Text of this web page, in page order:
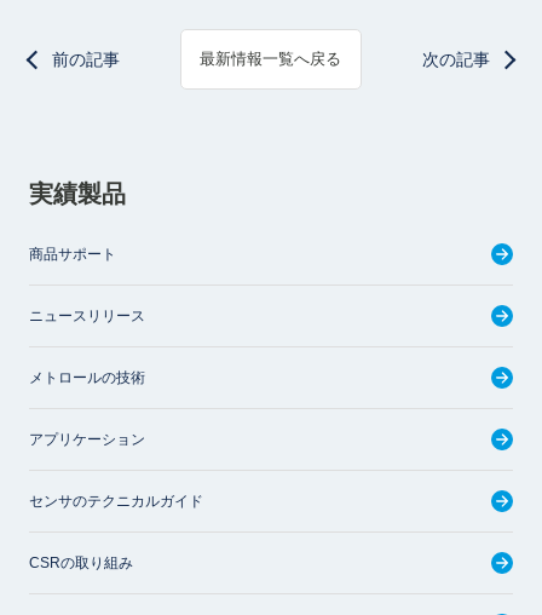
前の記事 最新情報一覧へ戻る 次の記事
実績製品
商品サポート
ニュースリリース
メトロールの技術
アプリケーション
センサのテクニカルガイド
CSRの取り組み